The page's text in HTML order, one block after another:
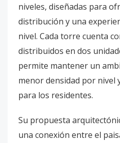
niveles, diseñadas para
distribución y una
nivel. Cada torre cuenta
distribuidos en dos
permite mantener un
menor densidad por nivel
para los residentes.
Su propuesta
una conexión entre el